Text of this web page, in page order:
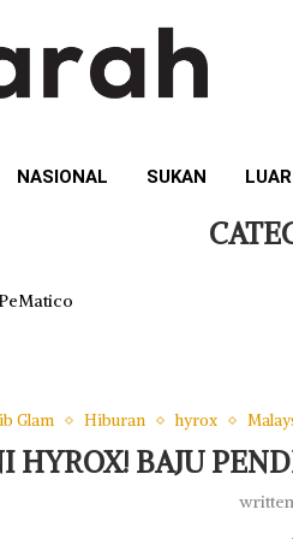
NASIONAL SUKAN
Glam Hiburan hyrox
HYROX! BAJU